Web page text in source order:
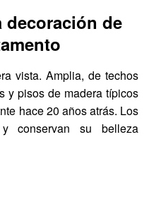
decoración de
vista. Amplia, de techos
y pisos de madera típicos
hace 20 años atrás. Los
conservan su belleza